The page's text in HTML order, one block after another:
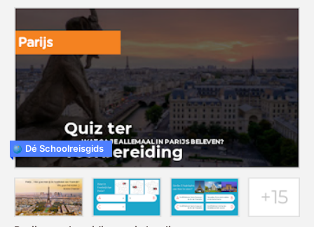
Dé Schoolreisgids